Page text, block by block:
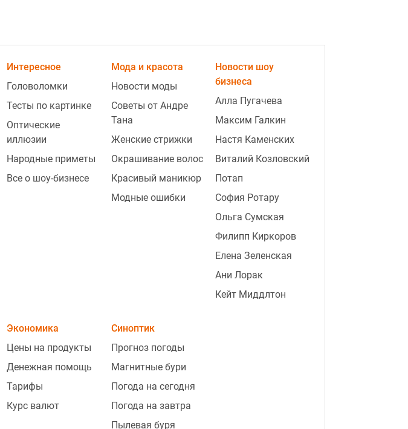
ad
Кто любит просыпаться рано:
месяцы рождения прирождённых
23:01
обернется мобилизация ещё 500
22:46
Сад отблагодарит пышным
обрезать в августе
Интересное
Головоломки
Тесты по картинке
Оптические
иллюзии
Народные приметы
Все о шоу-бизнесе
Мода и красота
Новости моды
Советы от Андре
Тана
Женские стрижки
Окрашивание волос
Красивый маникюр
Модные ошибки
Новости шоу
бизнеса
Алла Пугачева
Максим Галкин
Настя Каменских
Виталий Козловский
Потап
София Ротару
Ольга Сумская
Филипп Киркоров
Елена Зеленская
Ани Лорак
Кейт Миддлтон
Экономика
Цены на продукты
Денежная помощь
Тарифы
Курс валют
Синоптик
Прогноз погоды
Магнитные бури
Погода на сегодня
Погода на завтра
Пылевая буря